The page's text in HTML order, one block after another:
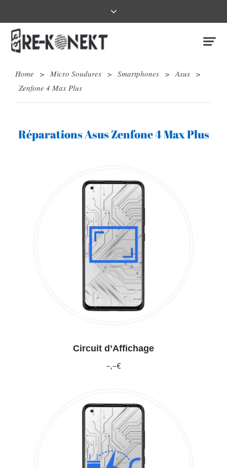
Home > Micro Soudures > Smartphones > Asus >
Zenfone 4 Max Plus
Réparations Asus Zenfone 4 Max Plus
Circuit d’Affichage
–,–€